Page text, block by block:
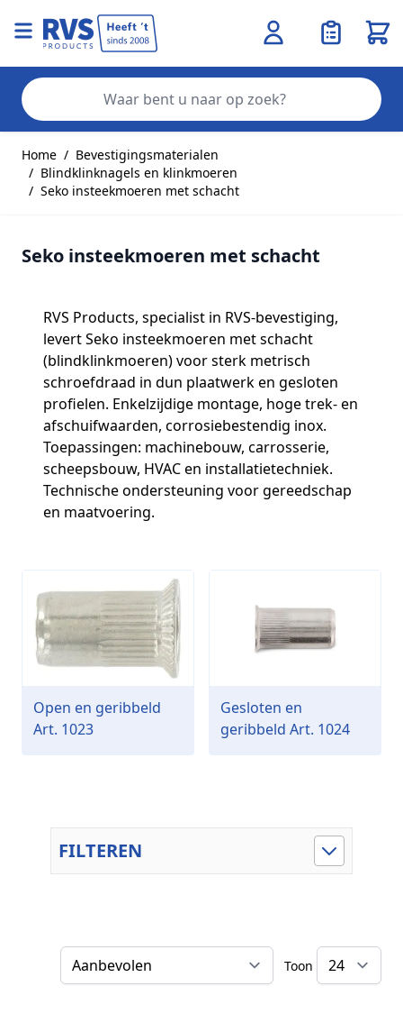
Home / Bevestigingsmaterialen
/ Blindklinknagels en klinkmoeren
/ Seko insteekmoeren met schacht
Seko insteekmoeren met schacht
RVS Products, specialist in RVS‑bevestiging,
levert Seko insteekmoeren met schacht
(blindklinkmoeren) voor sterk metrisch
schroefdraad in dun plaatwerk en gesloten
profielen. Enkelzijdige montage, hoge trek- en
afschuifwaarden, corrosiebestendig inox.
Toepassingen: machinebouw, carrosserie,
scheepsbouw, HVAC en installatietechniek.
Technische ondersteuning voor gereedschap
en maatvoering.
Open en geribbeld
Art. 1023
Gesloten en
geribbeld Art. 1024
FILTEREN
Sorteer op
Toon